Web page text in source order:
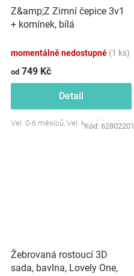
Z&amp;Z Zimní čepice 3v1
+ komínek, bílá
momentálně nedostupné (1 ks)
od 749 Kč
Detail
Vel. 0-6 měsíců, Vel. komínku: UNI
Kód: 62802201
Žebrovaná rostoucí 3D
sada, bavlna, Lovely One,